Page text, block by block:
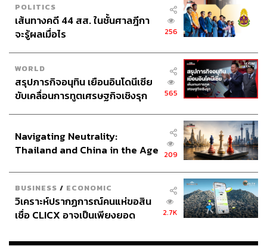
POLITICS
เส้นทางคดี 44 สส. ในชั้นศาลฎีกา
จะรู้ผลเมื่อไร
256
WORLD
สรุปภารกิจอนุทิน เยือนอินโดนีเซีย
ขับเคลื่อนการทูตเศรษฐกิจเชิงรุก
565
Navigating Neutrality:
Thailand and China in the Age
209
BUSINESS / ECONOMIC
วิเคราะห์ปรากฏการณ์คนแห่ขอสิน
เชื่อ CLICX อาจเป็นเพียงยอด
เรือนไทยที่ถูกซุกไว้
2.7K